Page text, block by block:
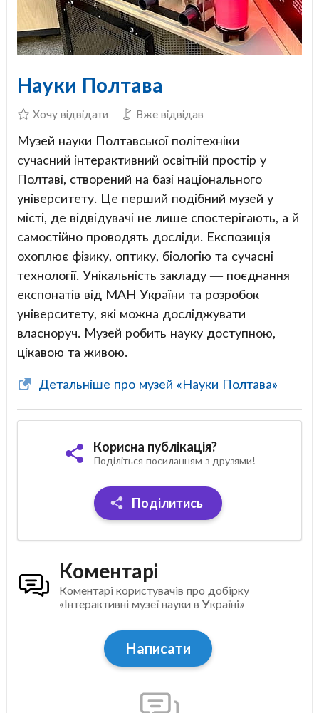
Науки Полтава
Хочу відвідати Вже відвідав
Музей науки Полтавської політехніки —
сучасний інтерактивний освітній простір у
Полтаві, створений на базі національного
університету. Це перший подібний музей у
місті, де відвідувачі не лише спостерігають, а й
самостійно проводять досліди. Експозиція
охоплює фізику, оптику, біологію та сучасні
технології. Унікальність закладу — поєднання
експонатів від МАН України та розробок
університету, які можна досліджувати
власноруч. Музей робить науку доступною,
цікавою та живою.
Детальніше про музей «Науки Полтава»
Корисна публікація?
Поділіться посиланням з друзями!
Поділитись
Коментарі
Коментарі користувачів про добірку
«Інтерактивні музеї науки в Україні»
Написати